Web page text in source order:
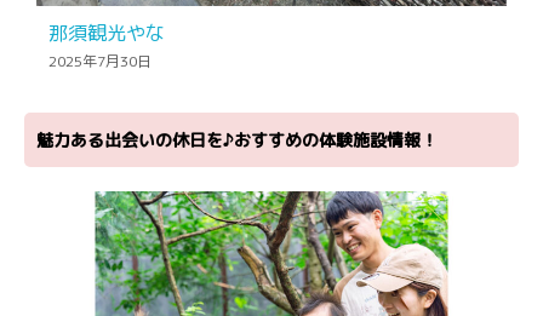
那須観光やな
2025年7月30日
魅力ある出会いの休日を♪おすすめの体験施設情報！